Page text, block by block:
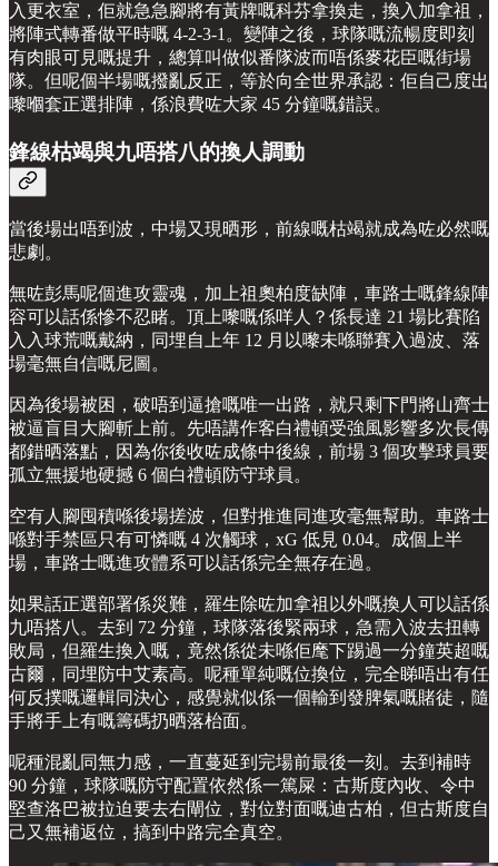
入更衣室，佢就急急腳將有黃牌嘅科芬拿換走，換入加拿祖，
將陣式轉番做平時嘅 4-2-3-1。變陣之後，球隊嘅流暢度即刻
有肉眼可見嘅提升，總算叫做似番隊波而唔係麥花臣嘅街場
隊。但呢個半場嘅撥亂反正，等於向全世界承認：佢自己度出
嚟嗰套正選排陣，係浪費咗大家 45 分鐘嘅錯誤。
鋒線枯竭與九唔搭八的換人調動
當後場出唔到波，中場又現晒形，前線嘅枯竭就成為咗必然嘅
悲劇。
無咗彭馬呢個進攻靈魂，加上祖奧柏度缺陣，車路士嘅鋒線陣
容可以話係慘不忍睹。頂上嚟嘅係咩人？係長達 21 場比賽陷
入入球荒嘅戴納，同埋自上年 12 月以嚟未喺聯賽入過波、落
場毫無自信嘅尼圖。
因為後場被困，破唔到逼搶嘅唯一出路，就只剩下門將山齊士
被逼盲目大腳斬上前。先唔講作客白禮頓受強風影響多次長傳
都錯晒落點，因為你後收咗成條中後線，前場 3 個攻擊球員要
孤立無援地硬撼 6 個白禮頓防守球員。
空有人腳囤積喺後場搓波，但對推進同進攻毫無幫助。車路士
喺對手禁區只有可憐嘅 4 次觸球，xG 低見 0.04。成個上半
場，車路士嘅進攻體系可以話係完全無存在過。
如果話正選部署係災難，羅生除咗加拿祖以外嘅換人可以話係
九唔搭八。去到 72 分鐘，球隊落後緊兩球，急需入波去扭轉
敗局，但羅生換入嘅，竟然係從未喺佢麾下踢過一分鐘英超嘅
古爾，同埋防中艾素高。呢種單純嘅位換位，完全睇唔出有任
何反撲嘅邏輯同決心，感覺就似係一個輸到發脾氣嘅賭徒，隨
手將手上有嘅籌碼扔晒落枱面。
呢種混亂同無力感，一直蔓延到完場前最後一刻。去到補時
90 分鐘，球隊嘅防守配置依然係一篤屎：古斯度內收、令中
堅查洛巴被拉迫要去右閘位，對位對面嘅迪古柏，但古斯度自
己又無補返位，搞到中路完全真空。